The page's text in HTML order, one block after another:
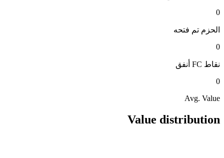
0
الحزم تم فتحه
0
نقاط FC
أنفق
0
Avg. Value
Value distribution